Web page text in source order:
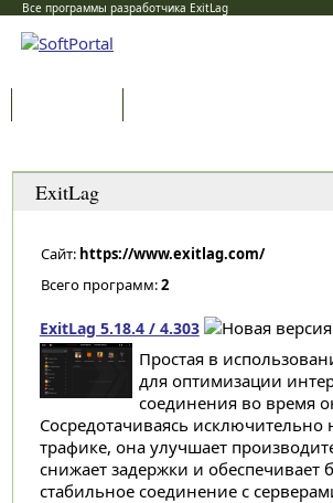
Все программы разработчика ExitLag
ExitLag
Сайт: https://www.exitlag.com/
Всего программ:2
ExitLag 5.18.4 / 4.303
Простая в
для оптимизации
соединения во время
Сосредотачиваясь исключительно
трафике, она улучшает
снижает задержки и обеспечивает
стабильное соединение с